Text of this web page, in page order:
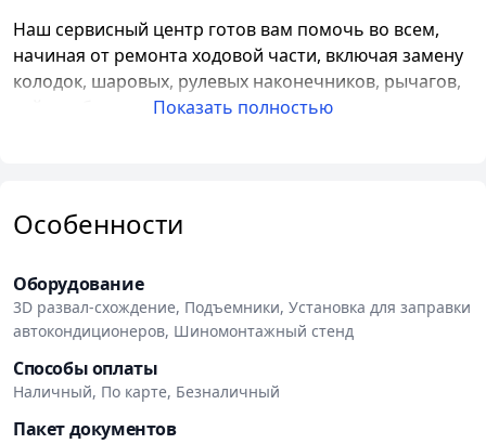
Наш сервисный центр готов вам помочь во всем,
начиная от ремонта ходовой части, включая замену
колодок, шаровых, рулевых наконечников, рычагов,
сайлентблоков и других узлов. Мы также предлагаем
Ремонт двигателей является одной из наших
капитальный, так и частичный ремонт двигателя, а в
случае необходимости - полную замену. Вы можете
быть уверены в качестве нашей работы и
надежности ремонтных услуг.
Мы также предлагаем замену цепей и ремней,
компьютерную диагностику, ремонт стартера и
Показать полностью
Особенности
Оборудование
3D развал-схождение, Подъемники, Установка для заправки
автокондиционеров, Шиномонтажный стенд
Способы оплаты
Наличный, По карте, Безналичный
Пакет документов